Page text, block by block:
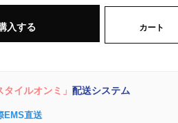
入する カート
タイルオンミ」 配送システム
EMS直送